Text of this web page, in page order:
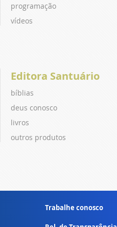
programação
vídeos
Editora Santuário
bíblias
deus conosco
livros
outros produtos
Trabalhe conosco